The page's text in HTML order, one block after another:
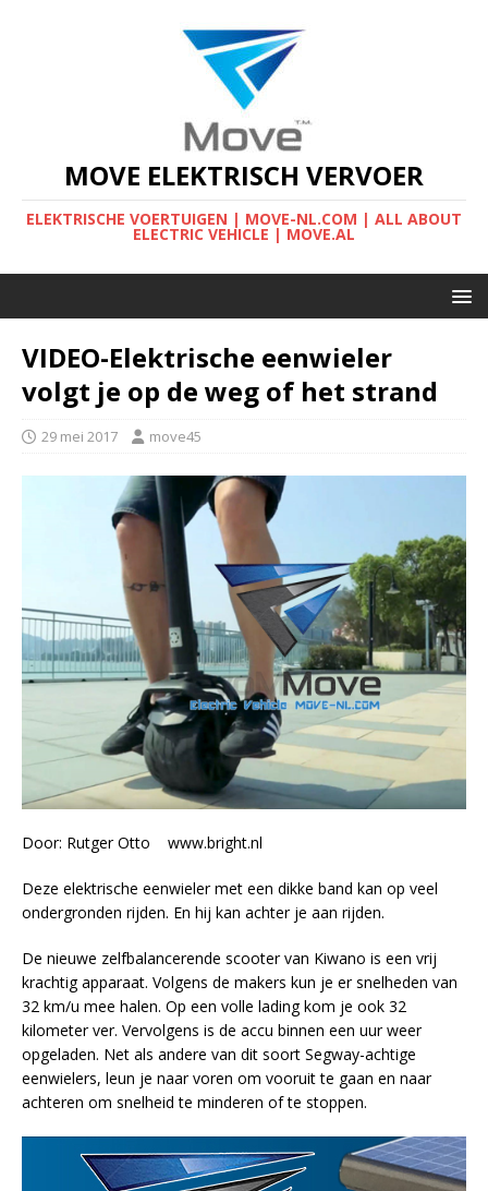
MOVE ELEKTRISCH VERVOER
ELEKTRISCHE VOERTUIGEN | MOVE-NL.COM | ALL ABOUT
ELECTRIC VEHICLE | MOVE.AL
VIDEO-Elektrische eenwieler
volgt je op de weg of het strand
29 mei 2017 move45
Door: Rutger Otto www.bright.nl
Deze elektrische eenwieler met een dikke band kan op veel
ondergronden rijden. En hij kan achter je aan rijden.
De nieuwe zelfbalancerende scooter van Kiwano is een vrij
krachtig apparaat. Volgens de makers kun je er snelheden van
32 km/u mee halen. Op een volle lading kom je ook 32
kilometer ver. Vervolgens is de accu binnen een uur weer
opgeladen. Net als andere van dit soort Segway-achtige
eenwielers, leun je naar voren om vooruit te gaan en naar
achteren om snelheid te minderen of te stoppen.